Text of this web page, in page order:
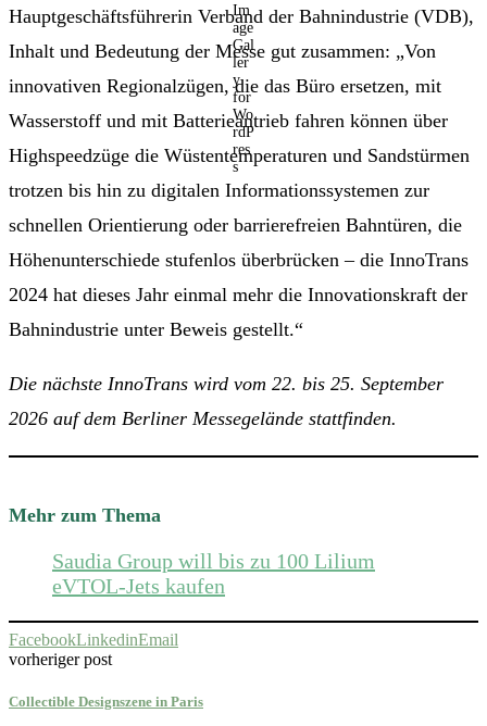
Hauptgeschäftsführerin Verband der Bahnindustrie (VDB),
Inhalt und Bedeutung der Messe gut zusammen: „Von
innovativen Regionalzügen, die das Büro ersetzen, mit
Wasserstoff und mit Batterieantrieb fahren können über
Highspeedzüge die Wüstentemperaturen und Sandstürmen
trotzen bis hin zu digitalen Informationssystemen zur
schnellen Orientierung oder barrierefreien Bahntüren, die
Höhenunterschiede stufenlos überbrücken – die InnoTrans
2024 hat dieses Jahr einmal mehr die Innovationskraft der
Bahnindustrie unter Beweis gestellt.“
Die nächste InnoTrans wird vom 22. bis 25. September
2026 auf dem Berliner Messegelände stattfinden.
Mehr zum Thema
Saudia Group will bis zu 100 Lilium
eVTOL-Jets kaufen
FacebookLinkedinEmail
vorheriger post
Collectible Designszene in Paris